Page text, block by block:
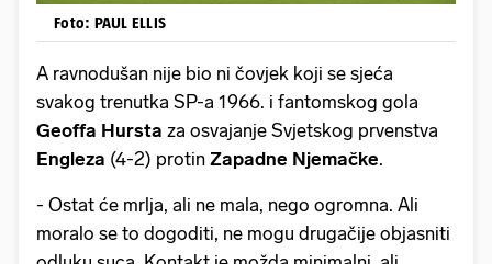
Foto: PAUL ELLIS
A ravnodušan nije bio ni čovjek koji se sjeća
svakog trenutka SP-a 1966. i fantomskog gola
Geoffa Hursta za osvajanje Svjetskog prvenstva
Engleza (4-2) protin Zapadne Njemačke.
- Ostat će mrlja, ali ne mala, nego ogromna. Ali
moralo se to dogoditi, ne mogu drugačije objasniti